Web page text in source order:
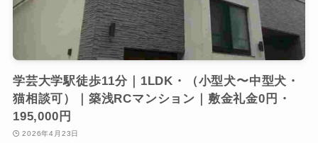
学芸大学駅徒歩11分｜1LDK・（小型犬〜中型犬・
猫相談可）｜築浅RCマンション｜敷金礼金0円・
195,000円
2026年4月23日